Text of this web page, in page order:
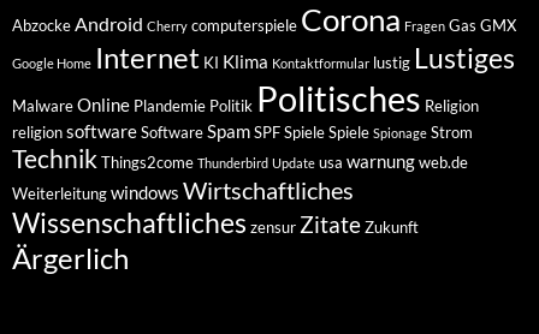
AbzockeAndroid Cherry computerspiele Corona Fragen Gas GMX
Google Home Internet KI Klima Kontaktformular lustig Lustiges
MalwareOnline Plandemie Politik Politisches Religion
religionsoftwareSoftwareSpamSPFSpieleSpiele Spionage Strom
TechnikThings2come Thunderbird Update usa warnungweb.de
Weiterleitungwindows Wirtschaftliches
Wissenschaftliches zensur ZitateZukunft
Ärgerlich